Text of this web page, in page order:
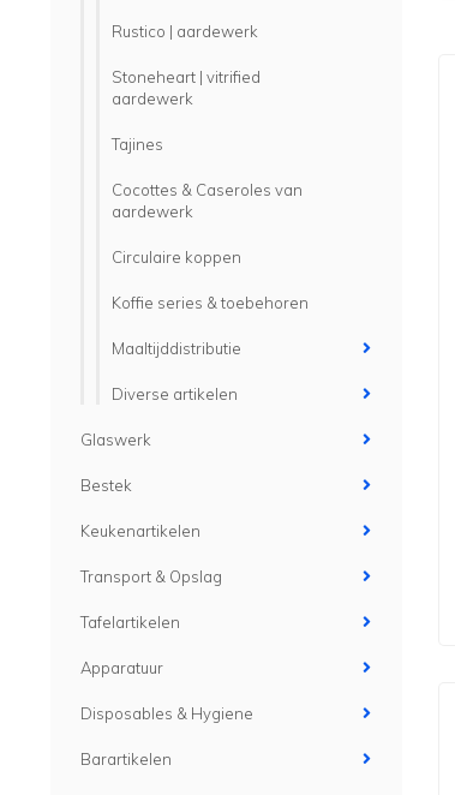
Rustico | aardewerk
Stoneheart | vitrified
aardewerk
Tajines
Cocottes & Caseroles van
aardewerk
Circulaire koppen
Koffie series & toebehoren
Maaltijddistributie
Diverse artikelen
Glaswerk
Bestek
Keukenartikelen
Transport & Opslag
Tafelartikelen
Apparatuur
Disposables & Hygiene
Barartikelen